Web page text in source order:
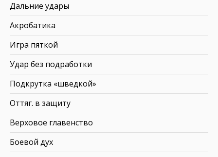
Дальние удары
Акробатика
Игра пяткой
Удар без подработки
Подкрутка «шведкой»
Оттяг. в защиту
Верховое главенство
Боевой дух